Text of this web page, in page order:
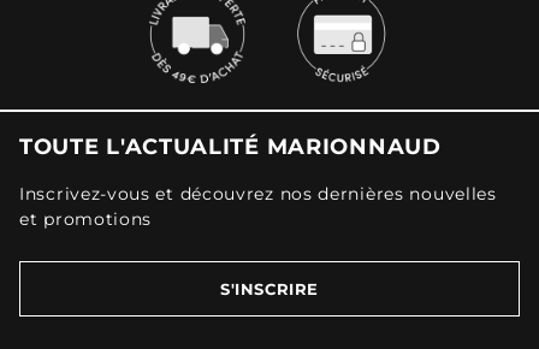
TOUTE L'ACTUALITÉ MARIONNAUD
Inscrivez-vous et découvrez nos dernières nouvelles
et promotions
S'INSCRIRE